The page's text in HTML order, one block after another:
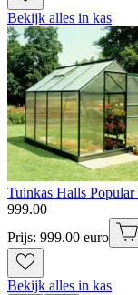
Bekijk alles in kas
Tuinkas Halls Popular
999.00
Prijs: 999.00 euro
Bekijk alles in kas